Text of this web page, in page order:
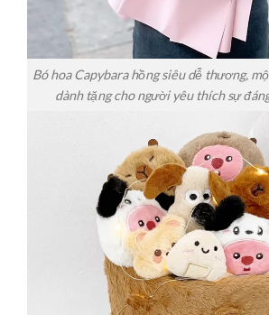
Bó hoa Capybara hồng siêu dễ thương,
dành tặng cho người yêu thích sự